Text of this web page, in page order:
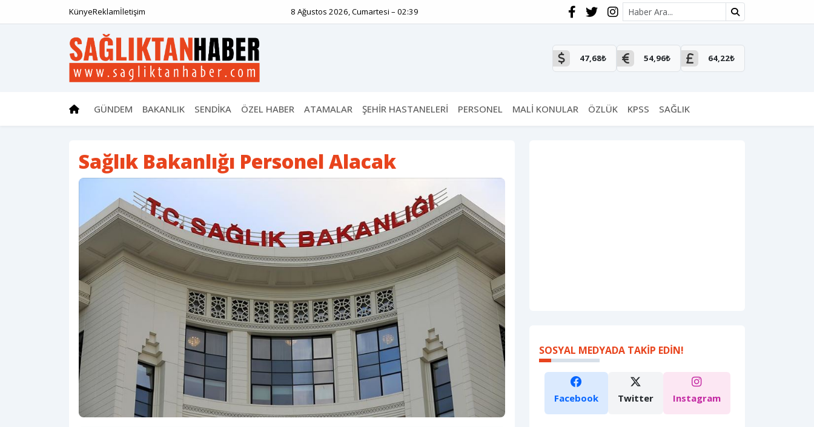
KünyeReklamİletişim 8 Ağustos 2026, Cumartesi – 02:39 Site içi arama
47,68₺ 54,96₺ 64,22₺
GÜNDEM BAKANLIK SENDİKA ÖZEL HABER ATAMALAR ŞEHİR HASTANELERİ PERSONEL MALİ KONULAR ÖZLÜK KPSS SAĞLIK
Sağlık Bakanlığı Personel Alacak
SOSYAL MEDYADA TAKIP EDIN!
Facebook Twitter Instagram